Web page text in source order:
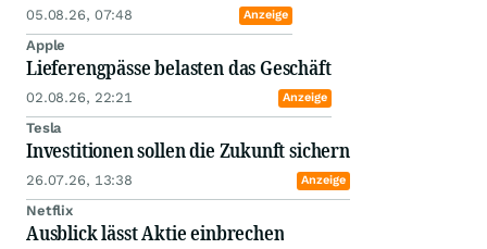
05.08.26, 07:48 Anzeige
Apple
Lieferengpässe belasten das Geschäft
02.08.26, 22:21 Anzeige
Tesla
Investitionen sollen die Zukunft sichern
26.07.26, 13:38 Anzeige
Netflix
Ausblick lässt Aktie einbrechen